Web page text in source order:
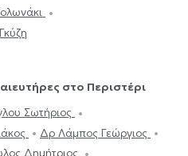
στο Περιστέρι
Σωτήριος
Δρ Λάμπος Γεώργιος
Δημήτριος